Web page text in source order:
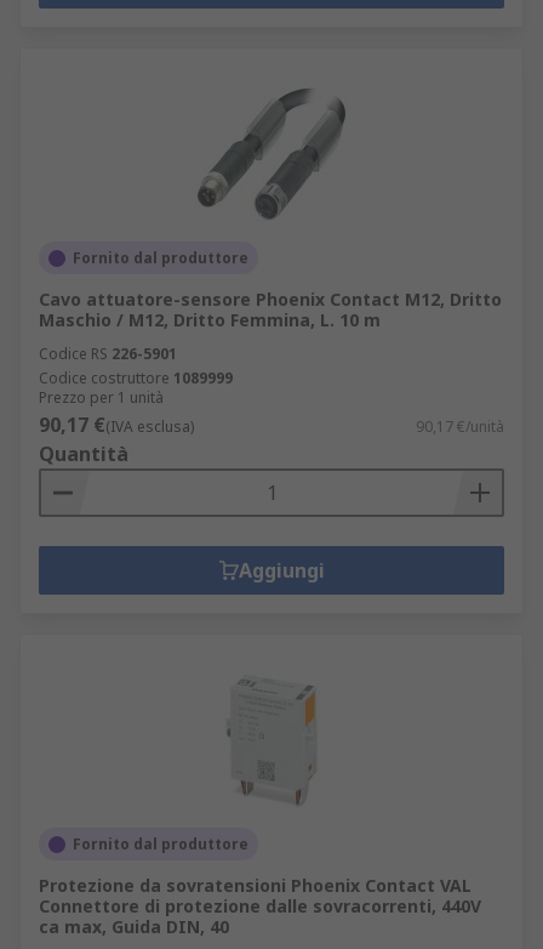
Fornito dal produttore
Cavo attuatore-sensore Phoenix Contact M12, Dritto
Maschio / M12, Dritto Femmina, L. 10 m
Codice RS 226-5901
Codice costruttore 1089999
Prezzo per 1 unità
90,17 €(IVA esclusa) 90,17 €/unità
Quantità
Aggiungi
Fornito dal produttore
Protezione da sovratensioni Phoenix Contact VAL
Connettore di protezione dalle sovracorrenti, 440V
ca max, Guida DIN, 40